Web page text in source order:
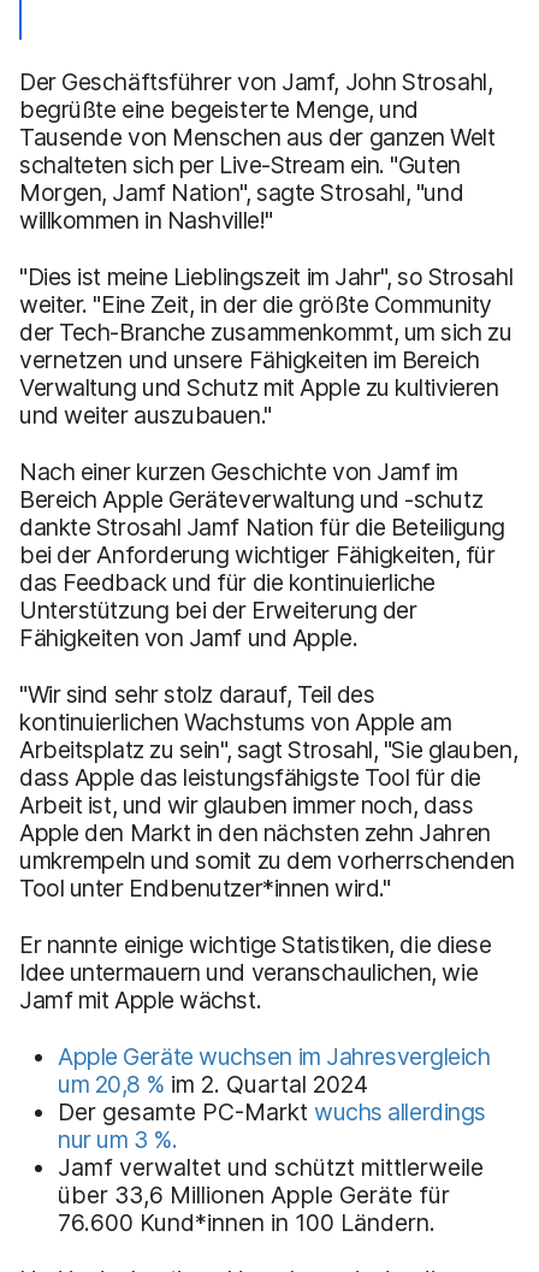
Der Geschäftsführer von Jamf, John Strosahl,
begrüßte eine begeisterte Menge, und
Tausende von Menschen aus der ganzen Welt
schalteten sich per Live-Stream ein. "Guten
Morgen, Jamf Nation", sagte Strosahl, "und
willkommen in Nashville!"
"Dies ist meine Lieblingszeit im Jahr", so Strosahl
weiter. "Eine Zeit, in der die größte Community
der Tech-Branche zusammenkommt, um sich zu
vernetzen und unsere Fähigkeiten im Bereich
Verwaltung und Schutz mit Apple zu kultivieren
und weiter auszubauen."
Nach einer kurzen Geschichte von Jamf im
Bereich Apple Geräteverwaltung und -schutz
dankte Strosahl Jamf Nation für die Beteiligung
bei der Anforderung wichtiger Fähigkeiten, für
das Feedback und für die kontinuierliche
Unterstützung bei der Erweiterung der
Fähigkeiten von Jamf und Apple.
"Wir sind sehr stolz darauf, Teil des
kontinuierlichen Wachstums von Apple am
Arbeitsplatz zu sein", sagt Strosahl, "Sie glauben,
dass Apple das leistungsfähigste Tool für die
Arbeit ist, und wir glauben immer noch, dass
Apple den Markt in den nächsten zehn Jahren
umkrempeln und somit zu dem vorherrschenden
Tool unter Endbenutzer*innen wird."
Er nannte einige wichtige Statistiken, die diese
Idee untermauern und veranschaulichen, wie
Jamf mit Apple wächst.
Apple Geräte wuchsen im Jahresvergleich
um 20,8 % im 2. Quartal 2024
Der gesamte PC-Markt wuchs allerdings
nur um 3 %.
Jamf verwaltet und schützt mittlerweile
über 33,6 Millionen Apple Geräte für
76.600 Kund*innen in 100 Ländern.